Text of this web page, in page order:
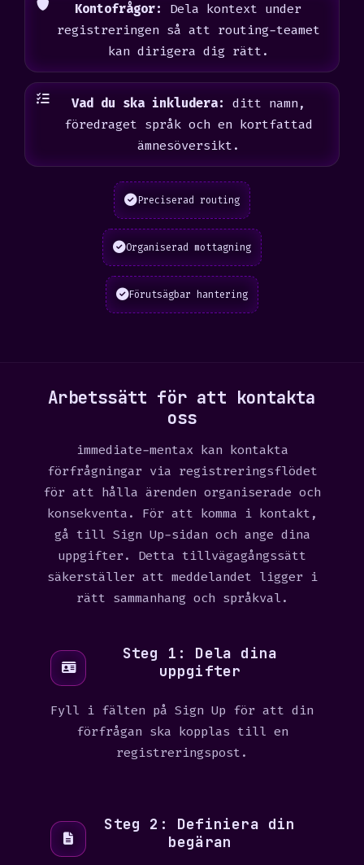
Kontofrågor:
Dela kontext under
registreringen så att routing-teamet
kan dirigera dig rätt.
Vad du ska inkludera: ditt namn,
föredraget språk och en kortfattad
ämnesöversikt.
Preciserad routing
Organiserad mottagning
Förutsägbar hantering
Arbetssätt för att kontakta
oss
immediate-mentax kan kontakta
förfrågningar via registreringsflödet
för att hålla ärenden organiserade och
konsekventa. För att komma i kontakt,
gå till Sign Up-sidan och ange dina
uppgifter. Detta tillvägagångssätt
säkerställer att meddelandet ligger i
rätt sammanhang och språkval.
Steg 1: Dela dina
uppgifter
Fyll i fälten på Sign Up för att din
förfrågan ska kopplas till en
registreringspost.
Steg 2: Definiera din
begäran